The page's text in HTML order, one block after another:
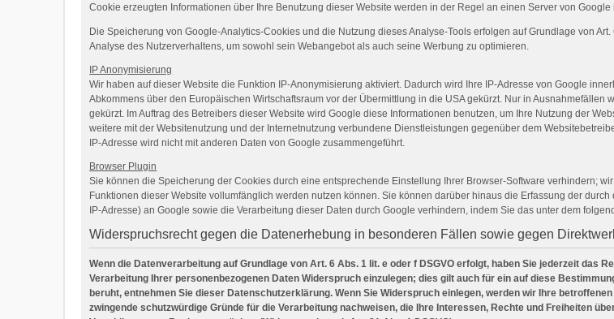
Cookie erzeugten Informationen über Ihre Benutzung dieser Website werden in der Regel an einen Server von
Die Speicherung von Google-Analytics-Cookies und die Nutzung dieses Analyse-Tools erfolgen auf Grundlage von
Analyse des Nutzerverhaltens, um sowohl sein Webangebot als auch seine Werbung zu optimieren.
IP Anonymisierung
Wir haben auf dieser Website die Funktion IP-Anonymisierung aktiviert. Dadurch wird Ihre IP-Adresse von Google
Abkommens über den Europäischen Wirtschaftsraum vor der Übermittlung in die USA gekürzt. Nur in
gekürzt. Im Auftrag des Betreibers dieser Website wird Google diese Informationen benutzen, um Ihre Nutzung der
weitere mit der Websitenutzung und der Internetnutzung verbundene Dienstleistungen gegenüber dem
IP-Adresse wird nicht mit anderen Daten von Google zusammengeführt.
Browser Plugin
Sie können die Speicherung der Cookies durch eine entsprechende Einstellung Ihrer Browser-Software verhindern;
Funktionen dieser Website vollumfänglich werden nutzen können. Sie können darüber hinaus die Erfassung der
IP-Adresse) an Google sowie die Verarbeitung dieser Daten durch Google verhindern, indem Sie das unter dem
Widerspruchsrecht gegen die Datenerhebung in besonderen Fällen sowie gegen
Wenn die Datenverarbeitung auf Grundlage von Art. 6 Abs. 1 lit. e oder f DSGVO erfolgt, haben Sie jederzeit das
Verarbeitung Ihrer personenbezogenen Daten Widerspruch einzulegen; dies gilt auch für ein auf diese
beruht, entnehmen Sie dieser Datenschutzerklärung. Wenn Sie Widerspruch einlegen, werden wir Ihre
zwingende schutzwürdige Gründe für die Verarbeitung nachweisen, die Ihre Interessen, Rechte und Freiheiten